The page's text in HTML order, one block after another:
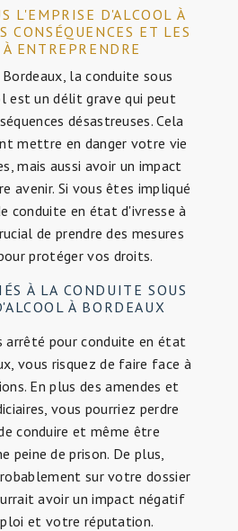
L'EMPRISE D'ALCOOL À
CONSÉQUENCES ET LES
ENTREPRENDRE
la conduite sous
est un délit grave qui peut
désastreuses. Cela
mettre en danger votre vie
mais aussi avoir un impact
avenir. Si vous êtes impliqué
conduite en état d'ivresse à
de prendre des mesures
protéger vos droits.
À LA CONDUITE SOUS
À BORDEAUX
arrêté pour conduite en état
vous risquez de faire face à
En plus des amendes et
vous pourriez perdre
conduire et même être
peine de prison. De plus,
sur votre dossier
avoir un impact négatif
et votre réputation.